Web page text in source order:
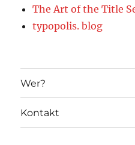
The Art of the Title
typopolis. blog
Wer?
Kontakt